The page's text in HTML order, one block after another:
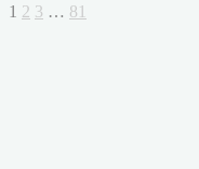
1 2 3 … 81